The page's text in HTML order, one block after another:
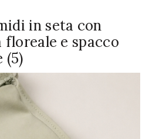
in seta con
floreale e spacco
(5)